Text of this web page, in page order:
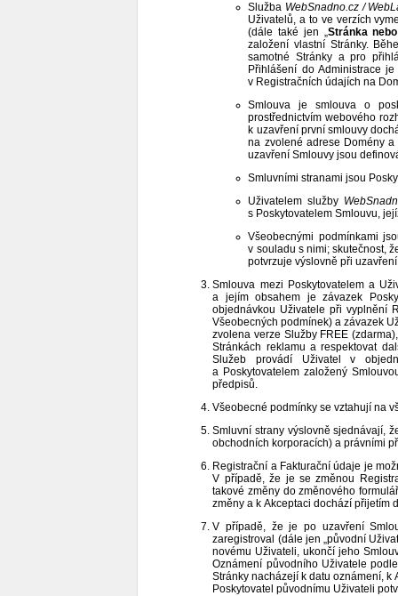
Služba WebSnadno.cz /
Uživatelů, a to ve verzích
(dále také jen „Stránka
založení vlastní Stránky.
samotné Stránky a pro
Přihlášení do Administrace
v Registračních údajích na
Smlouva je smlouva o
prostřednictvím webového
k uzavření první smlouvy
na zvolené adrese Domény
uzavření Smlouvy jsou
Smluvními stranami jsou
Uživatelem služby
s Poskytovatelem Smlouvu,
Všeobecnými podmínkami
v souladu s nimi; skutečnost,
potvrzuje výslovně při
Smlouva mezi Poskytovatelem a
a jejím obsahem je závazek
objednávkou Uživatele při vyplnění
Všeobecných podmínek) a závazek
zvolena verze Služby FREE
Stránkách reklamu a respektovat
Služeb provádí Uživatel v
a Poskytovatelem založený
předpisů.
Všeobecné podmínky se vztahují na
Smluvní strany výslovně sjednávají,
obchodních korporacích) a právními
Registrační a Fakturační údaje je
V případě, že je se změnou
takové změny do změnového
změny a k Akceptaci dochází přijetím
V případě, že je po uzavření
zaregistroval (dále jen „původní
novému Uživateli, ukončí jeho
Oznámení původního Uživatele
Stránky nacházejí k datu oznámení, k
Poskytovatel původnímu Uživateli